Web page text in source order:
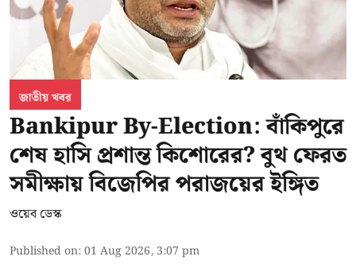
জাতীয় খবর
Bankipur By-Election: বাঁকিপুরে
শেষ হাসি প্রশান্ত কিশোরের? বুথ ফেরত
সমীক্ষায় বিজেপির পরাজয়ের ইঙ্গিত
ওয়েব ডেস্ক
Published on:01 Aug 2026, 3:07 pm